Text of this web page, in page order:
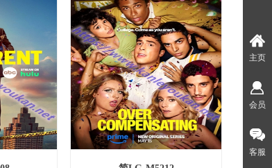
主页
会员
客服